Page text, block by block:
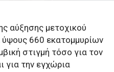
αύξησης μετοχικού
660 εκατομμυρίων
στιγμή τόσο για τον
για την εγχώρια